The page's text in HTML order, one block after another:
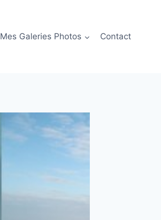
Mes Galeries Photos Contact